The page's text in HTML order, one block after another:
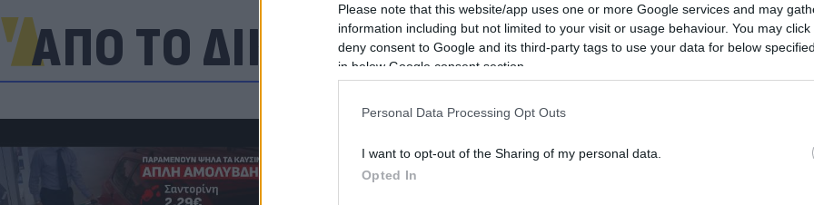
Please note that this website/app uses one or more Google services and may
information including but not limited to your visit or usage behaviour. You may
deny consent to Google and its third-party tags to use your data for below
in below Google consent section.
Personal Data Processing Opt Outs
I want to opt-out of the Sharing of my personal data.
Opted In
ΑΠΟ ΤΟ ΔΙΚΤΥΟ
«τέλειο» δέρμα αποτελεί